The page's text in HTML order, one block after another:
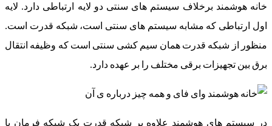
خانه هوشمند برخلاف سیستم های سنتی دو لایه ارتباطی دارد. لایه
اول ارتباطی که مشابه سیستم های سنتی است، شبکه قدرت است.
منظور از شبکه قدرت همان سیم کشی سنتی است که وظیفه انتقال
برق بین تجهیزات برقی مختلف را بر عهده دارد.
در سیستم های هوشمند علاوه بر شبکه قدرت یک شبکه فرمان یا